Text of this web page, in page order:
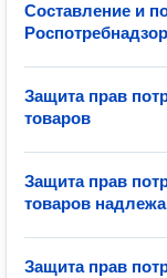
Составление и
Роспотребнадзор
Защита прав
товаров
Защита прав
товаров
Защита прав